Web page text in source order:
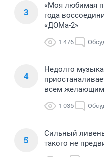
3
«Моя любимая
года
«ДОМа-2»
1 476
4
Недолго
всем желающим
1 035
5
Сильный
такого не